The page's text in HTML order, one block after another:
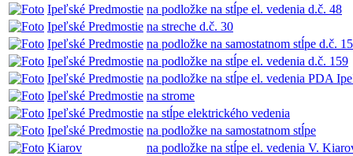
Ipeľské Predmostie na podložke na stĺpe el. vedenia d.č. 48
Ipeľské Predmostie na streche d.č. 30
Ipeľské Predmostie na podložke na samostatnom stĺpe d.č.
Ipeľské Predmostie na podložke na stĺpe el. vedenia d.č. 159
Ipeľské Predmostie na podložke na stĺpe el. vedenia PDA
Ipeľské Predmostie na strome
Ipeľské Predmostie na stĺpe elektrického vedenia
Ipeľské Predmostie na podložke na samostatnom stĺpe
Kiarov
na podložke na stĺpe el. vedenia V.